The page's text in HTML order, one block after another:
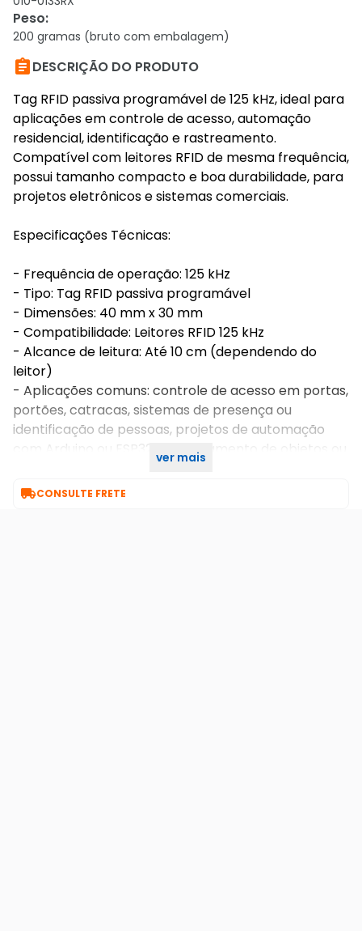
Peso:
200 gramas (bruto com embalagem)
DESCRIÇÃO DO PRODUTO
Tag RFID passiva programável de 125 kHz, ideal para
aplicações em controle de acesso, automação
residencial, identificação e rastreamento.
Compatível com leitores RFID de mesma frequência,
possui tamanho compacto e boa durabilidade, para
projetos eletrônicos e sistemas comerciais.
Especificações Técnicas:
- Frequência de operação: 125 kHz
- Tipo: Tag RFID passiva programável
- Dimensões: 40 mm x 30 mm
- Compatibilidade: Leitores RFID 125 kHz
- Alcance de leitura: Até 10 cm (dependendo do
leitor)
- Aplicações comuns: controle de acesso em portas,
portões, catracas, sistemas de presença ou
identificação de pessoas, projetos de automação
com Arduino ou ESP32 e rastreamento de objetos ou
ver mais
CONSULTE FRETE